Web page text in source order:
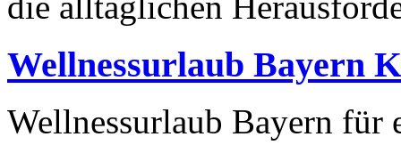
Wellnessurlaub Bayern
Wellnessurlaub Bayern für